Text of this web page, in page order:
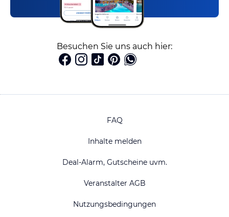
Besuchen Sie uns auch hier:
FAQ
Inhalte melden
Deal-Alarm, Gutscheine uvm.
Veranstalter AGB
Nutzungsbedingungen